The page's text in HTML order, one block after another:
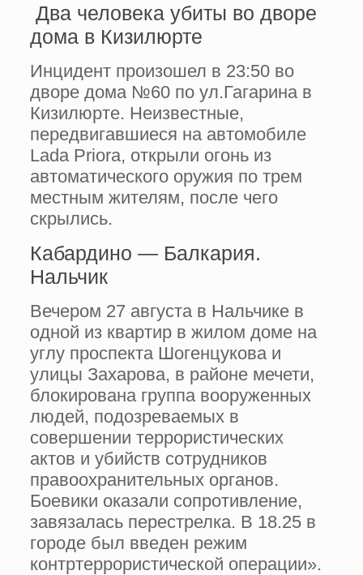
Два человека убиты во дворе
дома в Кизилюрте
Инцидент произошел в 23:50 во
дворе дома №60 по ул.Гагарина в
Кизилюрте. Неизвестные,
передвигавшиеся на автомобиле
Lada Priora, открыли огонь из
автоматического оружия по трем
местным жителям, после чего
скрылись.
Кабардино — Балкария.
Нальчик
Вечером 27 августа в Нальчике в
одной из квартир в жилом доме на
углу проспекта Шогенцукова и
улицы Захарова, в районе мечети,
блокирована группа вооруженных
людей, подозреваемых в
совершении террористических
актов и убийств сотрудников
правоохранительных органов.
Боевики оказали сопротивление,
завязалась перестрелка. В 18.25 в
городе был введен режим
контртеррористической операции».